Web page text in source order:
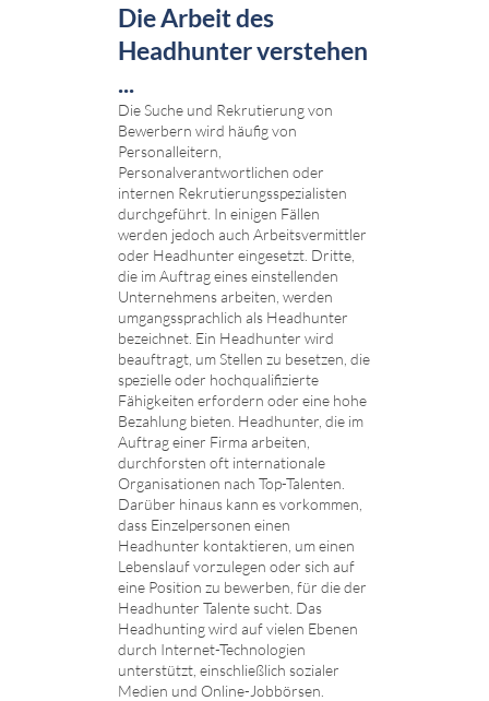
Die Arbeit des
Headhunter verstehen
...
Die Suche und Rekrutierung von
Bewerbern wird häufig von
Personalleitern,
Personalverantwortlichen oder
internen Rekrutierungsspezialisten
durchgeführt. In einigen Fällen
werden jedoch auch Arbeitsvermittler
oder Headhunter eingesetzt. Dritte,
die im Auftrag eines einstellenden
Unternehmens arbeiten, werden
umgangssprachlich als Headhunter
bezeichnet. Ein Headhunter wird
beauftragt, um Stellen zu besetzen, die
spezielle oder hochqualifizierte
Fähigkeiten erfordern oder eine hohe
Bezahlung bieten. Headhunter, die im
Auftrag einer Firma arbeiten,
durchforsten oft internationale
Organisationen nach Top-Talenten.
Darüber hinaus kann es vorkommen,
dass Einzelpersonen einen
Headhunter kontaktieren, um einen
Lebenslauf vorzulegen oder sich auf
eine Position zu bewerben, für die der
Headhunter Talente sucht. Das
Headhunting wird auf vielen Ebenen
durch Internet-Technologien
unterstützt, einschließlich sozialer
Medien und Online-Jobbörsen.